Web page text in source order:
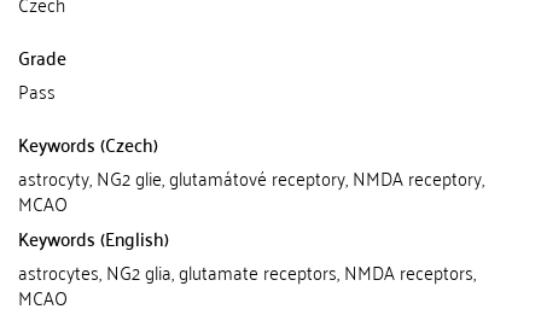
Grade
Pass
Keywords (Czech)
astrocyty, NG2 glie, glutamátové receptory, NMDA receptory,
MCAO
Keywords (English)
astrocytes, NG2 glia, glutamate receptors, NMDA receptors,
MCAO